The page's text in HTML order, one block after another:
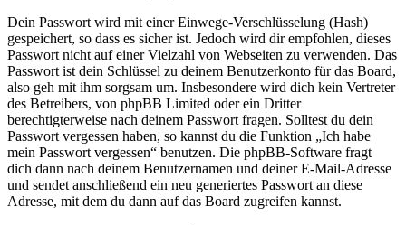
Dein Passwort wird mit einer Einwege-Verschlüsselung (Hash)
gespeichert, so dass es sicher ist. Jedoch wird dir empfohlen, dieses
Passwort nicht auf einer Vielzahl von Webseiten zu verwenden. Das
Passwort ist dein Schlüssel zu deinem Benutzerkonto für das Board,
also geh mit ihm sorgsam um. Insbesondere wird dich kein Vertreter
des Betreibers, von phpBB Limited oder ein Dritter
berechtigterweise nach deinem Passwort fragen. Solltest du dein
Passwort vergessen haben, so kannst du die Funktion „Ich habe
mein Passwort vergessen“ benutzen. Die phpBB-Software fragt
dich dann nach deinem Benutzernamen und deiner E-Mail-Adresse
und sendet anschließend ein neu generiertes Passwort an diese
Adresse, mit dem du dann auf das Board zugreifen kannst.